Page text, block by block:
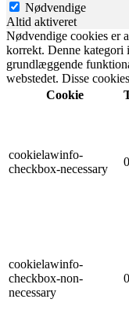
Nødvendige
Altid aktiveret
Nødvendige cookies er
korrekt. Denne kategori
grundlæggende
webstedet. Disse
Cookie
cookielawinfo-
checkbox-necessary
0
cookielawinfo-
checkbox-non-
necessary
0